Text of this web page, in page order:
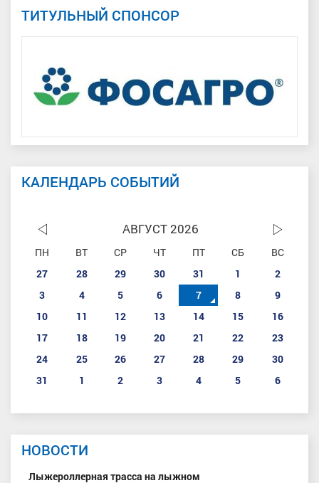
ТИТУЛЬНЫЙ СПОНСОР
КАЛЕНДАРЬ СОБЫТИЙ
АВГУСТ 2026
ПН ВТ СР ЧТ ПТ СБ
ВС
27
28 29 30 31 1
2
3
4 5 6 7 8
9
10
11 12 13 14 15
16
17
18 19 20 21 22
23
24
25 26 27 28 29
30
31
1 2 3 4 5 6
НОВОСТИ
Лыжероллерная трасса на лыжном